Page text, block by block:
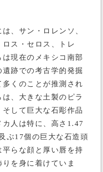
、サン・ロレンソ、
ス・セロス、トレ
現在のメキシコ南部
跡での考古学的発掘
くのことが推測され
、大きな土製のピラ
して巨大な石彫作品
人は特に、高さ1.47
ぶ17個の巨大な石造頭
らな顔と厚い唇を持
を身に着けていま